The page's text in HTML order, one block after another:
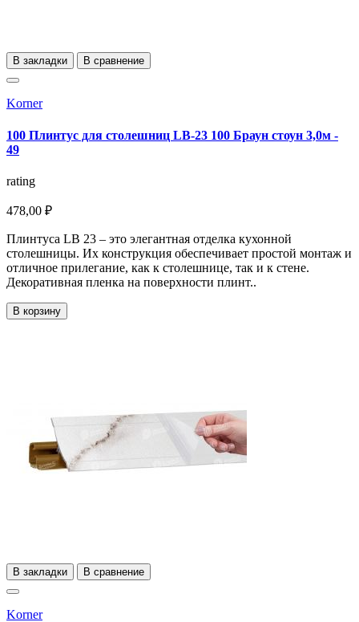
В закладки В сравнение
Korner
100 Плинтус для столешниц LB-23 100 Браун стоун 3,0м -
49
rating
478,00 ₽
Плинтуса LB 23 – это элегантная отделка кухонной
столешницы. Их конструкция обеспечивает простой монтаж и
отличное прилегание, как к столешнице, так и к стене.
Декоративная пленка на поверхности плинт..
В корзину
В закладки В сравнение
Korner